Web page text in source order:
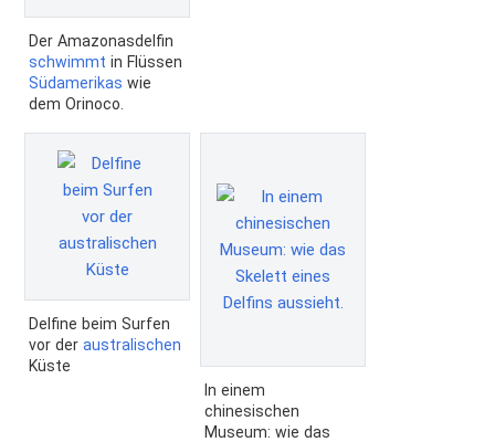
Der Amazonasdelfin
schwimmt in Flüssen
Südamerikas wie
dem Orinoco.
Delfine beim Surfen
vor der australischen
Küste
In einem
chinesischen
Museum: wie das